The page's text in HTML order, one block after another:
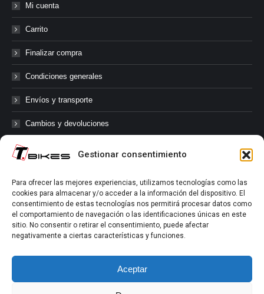
Gestionar consentimiento
Para ofrecer las mejores experiencias, utilizamos tecnologías como las
cookies para almacenar y/o acceder a la información del dispositivo. El
consentimiento de estas tecnologías nos permitirá procesar datos como
el comportamiento de navegación o las identificaciones únicas en este
sitio. No consentir o retirar el consentimiento, puede afectar
negativamente a ciertas características y funciones.
Aceptar
Mi cuenta
Carrito
Finalizar compra
Condiciones generales
Envíos y transporte
Cambios y devoluciones
@tbikes.cat #tbikes
Síguenos en las redes sociales de Tbikes, mantente informado de
nuestras novedades, productos, salidas en grupo, ofertas, sorteos ...
y muchos más!